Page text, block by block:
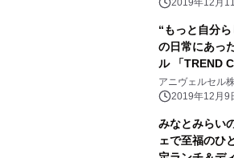
2019年12月
“もっと自分
の日常にあっ
ル 「TREND
2020春夏新作
アニヴェルセル
2019年12月9
みなとみらい
ェで至福のひ